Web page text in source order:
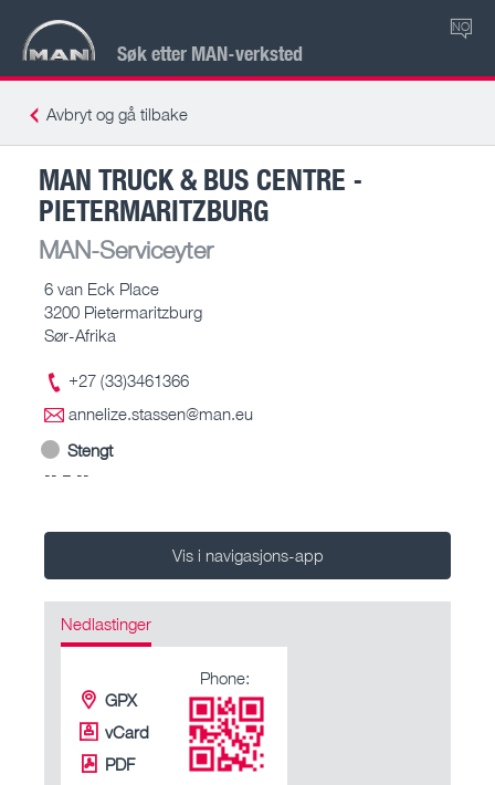
Søk etter MAN-verksted
NO
Avbryt og gå tilbake
MAN TRUCK & BUS CENTRE -
PIETERMARITZBURG
MAN-Serviceyter
6 van Eck Place
3200 Pietermaritzburg
Sør-Afrika
+27 (33)3461366
annelize.stassen@man.eu
Stengt
-- – --
Vis i navigasjons-app
Nedlastinger
GPX
vCard
PDF
Phone: